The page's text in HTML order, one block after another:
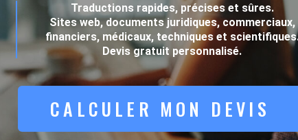
Traductions rapides, précises et sûres.
Sites web, documents juridiques, commerciaux,
financiers, médicaux, techniques et
Devis gratuit personnalisé.
CALCULER MON DEVIS